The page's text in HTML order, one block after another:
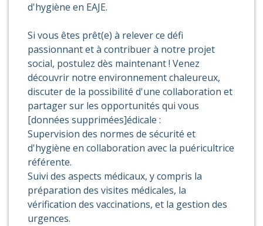
d'hygiène en EAJE.
Si vous êtes prêt(e) à relever ce défi
passionnant et à contribuer à notre projet
social, postulez dès maintenant ! Venez
découvrir notre environnement chaleureux,
discuter de la possibilité d'une collaboration et
partager sur les opportunités qui vous
[données supprimées]édicale :
Supervision des normes de sécurité et
d'hygiène en collaboration avec la puéricultrice
référente.
Suivi des aspects médicaux, y compris la
préparation des visites médicales, la
vérification des vaccinations, et la gestion des
urgences.